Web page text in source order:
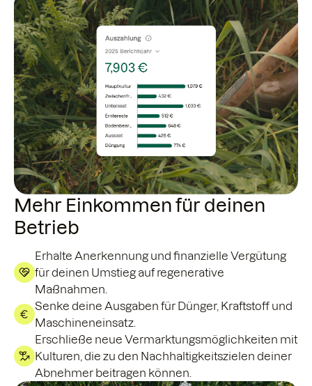
Mehr Einkommen für deinen
Betrieb
Erhalte Anerkennung und finanzielle Vergütung
für deinen Umstieg auf regenerative
Maßnahmen.
Senke deine Ausgaben für Dünger, Kraftstoff und
Maschineneinsatz.
Erschließe neue Vermarktungsmöglichkeiten mit
Kulturen, die zu den Nachhaltigkeitszielen deiner
Abnehmer beitragen können.